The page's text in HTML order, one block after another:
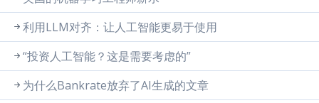
利用LLM对齐：让人工智能更易于使用
“投资人工智能？这是需要考虑的”
为什么Bankrate放弃了AI生成的文章